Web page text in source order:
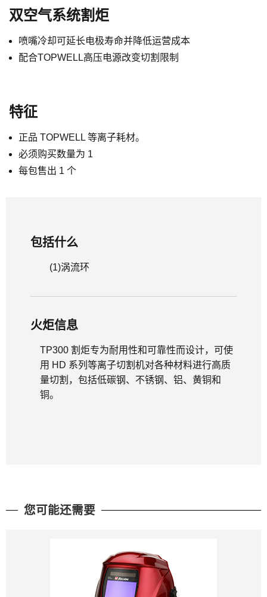
双空气系统割炬
喷嘴冷却可延长电极寿命并降低运营成本
配合TOPWELL高压电源改变切割限制
特征
正品 TOPWELL 等离子耗材。
必须购买数量为 1
每包售出 1 个
包括什么
(1)涡流环
火炬信息
TP300 割炬专为耐用性和可靠性而设计，可使
用 HD 系列等离子切割机对各种材料进行高质
量切割，包括低碳钢、不锈钢、铝、黄铜和
铜。
您可能还需要